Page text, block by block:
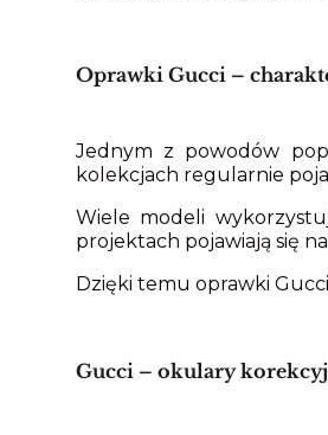
Oprawki Gucci –
Jednym z powodów
kolekcjach regularnie
Wiele modeli
projektach pojawiają się
Dzięki temu oprawki
Gucci – okulary